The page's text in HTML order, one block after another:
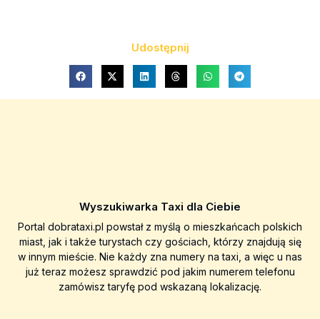
Udostępnij
Wyszukiwarka Taxi dla Ciebie
Portal dobrataxi.pl powstał z myślą o mieszkańcach polskich
miast, jak i także turystach czy gościach, którzy znajdują się
w innym mieście. Nie każdy zna numery na taxi, a więc u nas
już teraz możesz sprawdzić pod jakim numerem telefonu
zamówisz taryfę pod wskazaną lokalizację.